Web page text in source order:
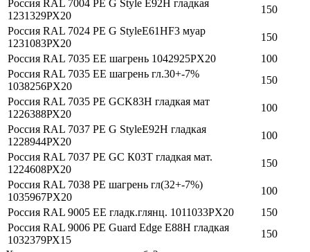
Россия RAL 7004 PE G Style E92H гладкая
1231329РХ20
150
Россия RAL 7024 РЕ G StyleЕ61НF3 муар
1231083РХ20
150
Россия RAL 7035 EE шагрень 1042925PX20
100
Россия RAL 7035 EE шагрень гл.30+-7%
1038256PX20
150
Россия RAL 7035 PE GCK83H гладкая мат
1226388РХ20
100
Россия RAL 7037 РЕ G StyleЕ92Н гладкая
1228944РХ20
100
Россия RAL 7037 РЕ GC К03T гладкая мат.
1224608РХ20
150
Россия RAL 7038 PE шагрень гл(32+-7%)
1035967PX20
100
Россия RAL 9005 EE гладк.глянц. 1011033PX20
150
Россия RAL 9006 РЕ Guard Edge E88H гладкая
1032379РХ15
150